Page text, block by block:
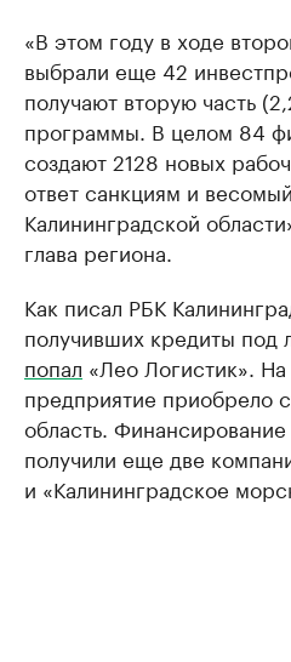
«В этом году в ходе
выбрали еще 42
получают вторую часть
программы. В целом 84
создают 2128 новых
ответ санкциям и
Калининградской
глава региона.
Как писал РБК
получивших кредиты под
попал «Лео Логистик».
предприятие приобрело
область.
получили еще две
и «Калининградское